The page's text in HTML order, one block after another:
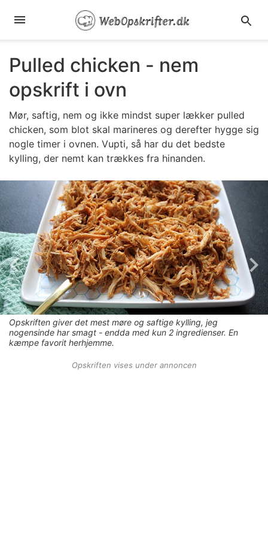
Pulled chicken - nem
opskrift i ovn
Mør, saftig, nem og ikke mindst super lækker pulled
chicken, som blot skal marineres og derefter hygge sig
nogle timer i ovnen. Vupti, så har du det bedste
kylling, der nemt kan trækkes fra hinanden.
Opskriften giver det mest møre og saftige kylling, jeg
nogensinde har smagt - endda med kun 2 ingredienser. En
kæmpe favorit herhjemme.
Opskriften vises under annoncen